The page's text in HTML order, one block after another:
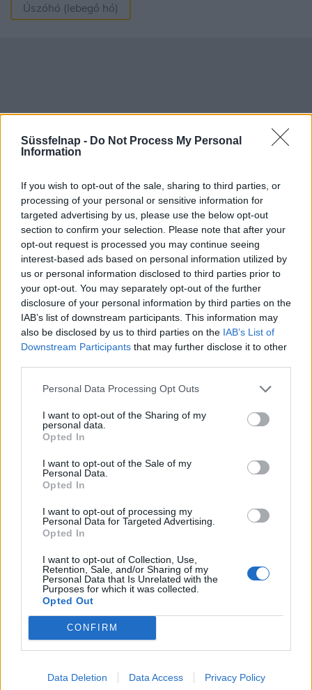
Süssfelnap - Do Not Process My Personal
Information
If you wish to opt-out of the sale, sharing to third parties, or
processing of your personal or sensitive information for
targeted advertising by us, please use the below opt-out
section to confirm your selection. Please note that after your
opt-out request is processed you may continue seeing
interest-based ads based on personal information utilized by
us or personal information disclosed to third parties prior to
your opt-out. You may separately opt-out of the further
disclosure of your personal information by third parties on the
IAB’s list of downstream participants. This information may
also be disclosed by us to third parties on the IAB’s List of
Downstream Participants that may further disclose it to other
Personal Data Processing Opt Outs
I want to opt-out of the Sharing of my
personal data.
Opted In
I want to opt-out of the Sale of my
Personal Data.
Opted In
I want to opt-out of processing my
Personal Data for Targeted Advertising.
Opted In
I want to opt-out of Collection, Use,
Retention, Sale, and/or Sharing of my
Personal Data that Is Unrelated with the
Purposes for which it was collected.
Opted Out
CONFIRM
Data Deletion Data Access Privacy Policy
Úszóhó (lebegő hó)
Aktuális időjárás Óránkénti előrejelzés
30/60/90 napos előrejelzés
Vészjelzések, figyelmeztetések Orvosmeteorológia
Felhőkép Hőtérkép Páratartalom
Széltérkép Radar Hójelentés
Budapest időjárás előrejelzése 30
20%
Aug 08.
SZ
30
18
20%
Aug 09.
V
34
Aug 10.
H
37
37
Aug 12.
35